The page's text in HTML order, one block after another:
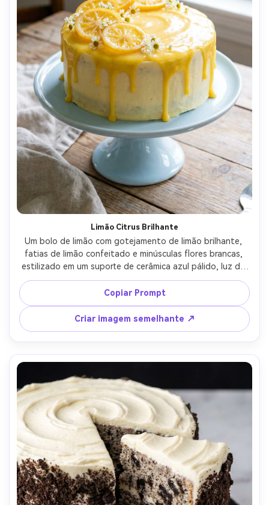
Limão Citrus Brilhante
Um bolo de limão com gotejamento de limão brilhante,
fatias de limão confeitado e minúsculas flores brancas,
estilizado em um suporte de cerâmica azul pálido, luz do
dia brilhante e arejada com destaques suaves, tirado em
Fujifilm X-T5, lente de 56 mm, f/2.0, composição limpa,
brilho cítrico ultra-realista e textura de cobertura-AR 4:5
Copiar Prompt
Criar imagem semelhante ↗